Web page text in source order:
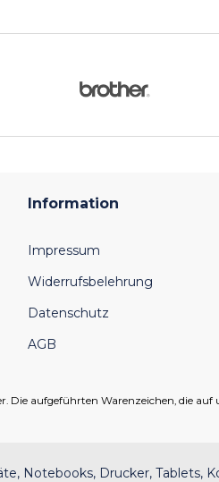
Information
Impressum
Widerrufsbelehrung
Datenschutz
AGB
aufgeführten Warenzeichen, die auf
Notebooks, Drucker, Tablets,